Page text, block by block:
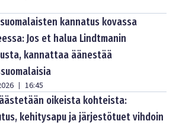
kannatus kovassa
Jos et halua Lindtmanin
kannattaa äänestää
| 16:45
oikeista kohteista:
kehitysapu ja järjestötuet vihdoin